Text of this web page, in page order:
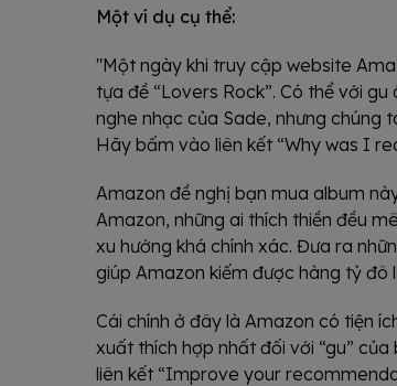
Một ví dụ cụ thể:
"Một ngày khi truy cập website
tựa đề “Lovers Rock”. Có thể với
nghe nhạc của Sade, nhưng chúng
Hãy bấm vào liên kết “Why was I
Amazon đề nghị bạn mua album
Amazon, những ai thích thiền đều
xu hướng khá chính xác. Đưa ra
giúp Amazon kiếm được hàng tỷ đô
Cái chính ở đây là Amazon có tiện
xuất thích hợp nhất đối với “gu”
liên kết “Improve your